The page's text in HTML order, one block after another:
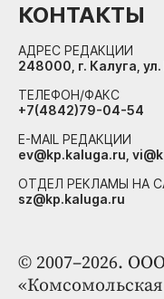
© 2007–2026.
КОНТАКТЫ
АДРЕС РЕДАКЦИИ
248000, г. Калуга,
ТЕЛЕФОН/ФАКС
+7(4842)79-04-54
E-MAIL РЕДАКЦИИ
ev@kp.kaluga.ru,
ОТДЕЛ РЕКЛАМЫ НА
sz@kp.kaluga.ru